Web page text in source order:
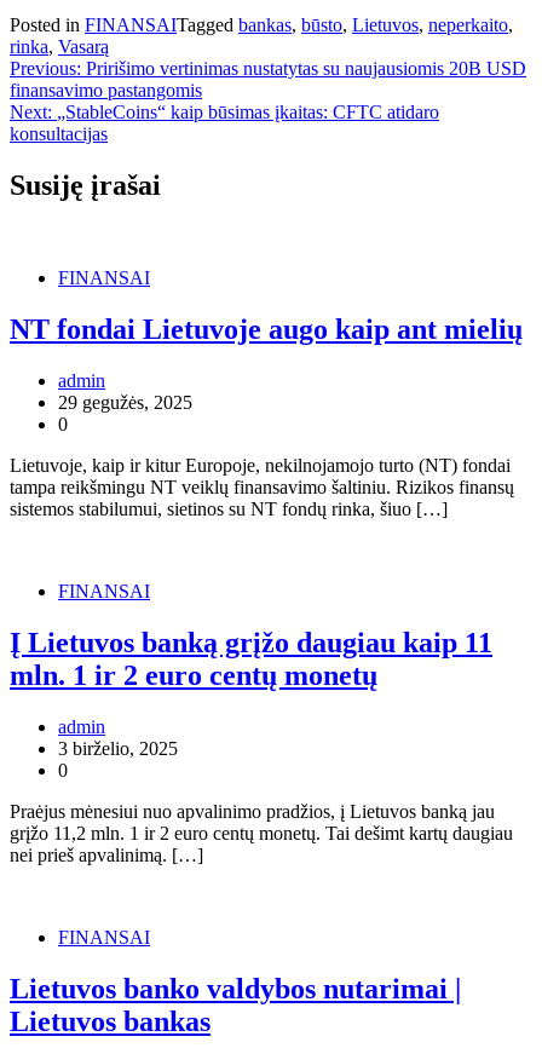
Posted in FINANSAITagged bankas, būsto, Lietuvos, neperkaito,
rinka, Vasarą
Navigacija
tarp
įrašų
Previous: Pririšimo vertinimas nustatytas su naujausiomis 20B USD
finansavimo pastangomis
Next: „StableCoins“ kaip būsimas įkaitas: CFTC atidaro
konsultacijas
Susiję įrašai
FINANSAI
NT fondai Lietuvoje augo kaip ant mielių
admin
29 gegužės, 2025
0
Lietuvoje, kaip ir kitur Europoje, nekilnojamojo turto (NT) fondai
tampa reikšmingu NT veiklų finansavimo šaltiniu. Rizikos finansų
sistemos stabilumui, sietinos su NT fondų rinka, šiuo […]
FINANSAI
Į Lietuvos banką grįžo daugiau kaip 11
mln. 1 ir 2 euro centų monetų
admin
3 birželio, 2025
0
Praėjus mėnesiui nuo apvalinimo pradžios, į Lietuvos banką jau
grįžo 11,2 mln. 1 ir 2 euro centų monetų. Tai dešimt kartų daugiau
nei prieš apvalinimą. […]
FINANSAI
Lietuvos banko valdybos nutarimai |
Lietuvos bankas